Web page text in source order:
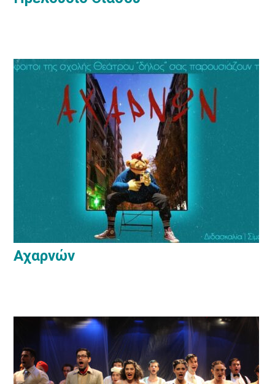
Αχαρνών